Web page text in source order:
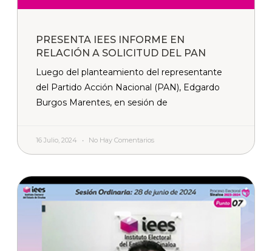
PRESENTA IEES INFORME EN
RELACIÓN A SOLICITUD DEL PAN
Luego del planteamiento del representante
del Partido Acción Nacional (PAN), Edgardo
Burgos Marentes, en sesión de
16 Julio, 2024 No Hay Comentarios